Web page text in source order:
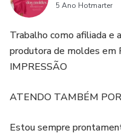
5 Ano Hotmarter
Trabalho como afiliada
produtora de moldes em
IMPRESSÃO
ATENDO TAMBÉM
Estou sempre